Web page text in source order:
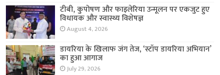
टीबी, कुपोषण और फाइलेरिया उन्मूलन पर एकजुट हुए
विधायक और स्वास्थ्य विशेषज्ञ
August 4, 2026
डायरिया के खिलाफ जंग तेज, ‘स्टॉप डायरिया अभियान’
का हुआ आगाज
July 29, 2026